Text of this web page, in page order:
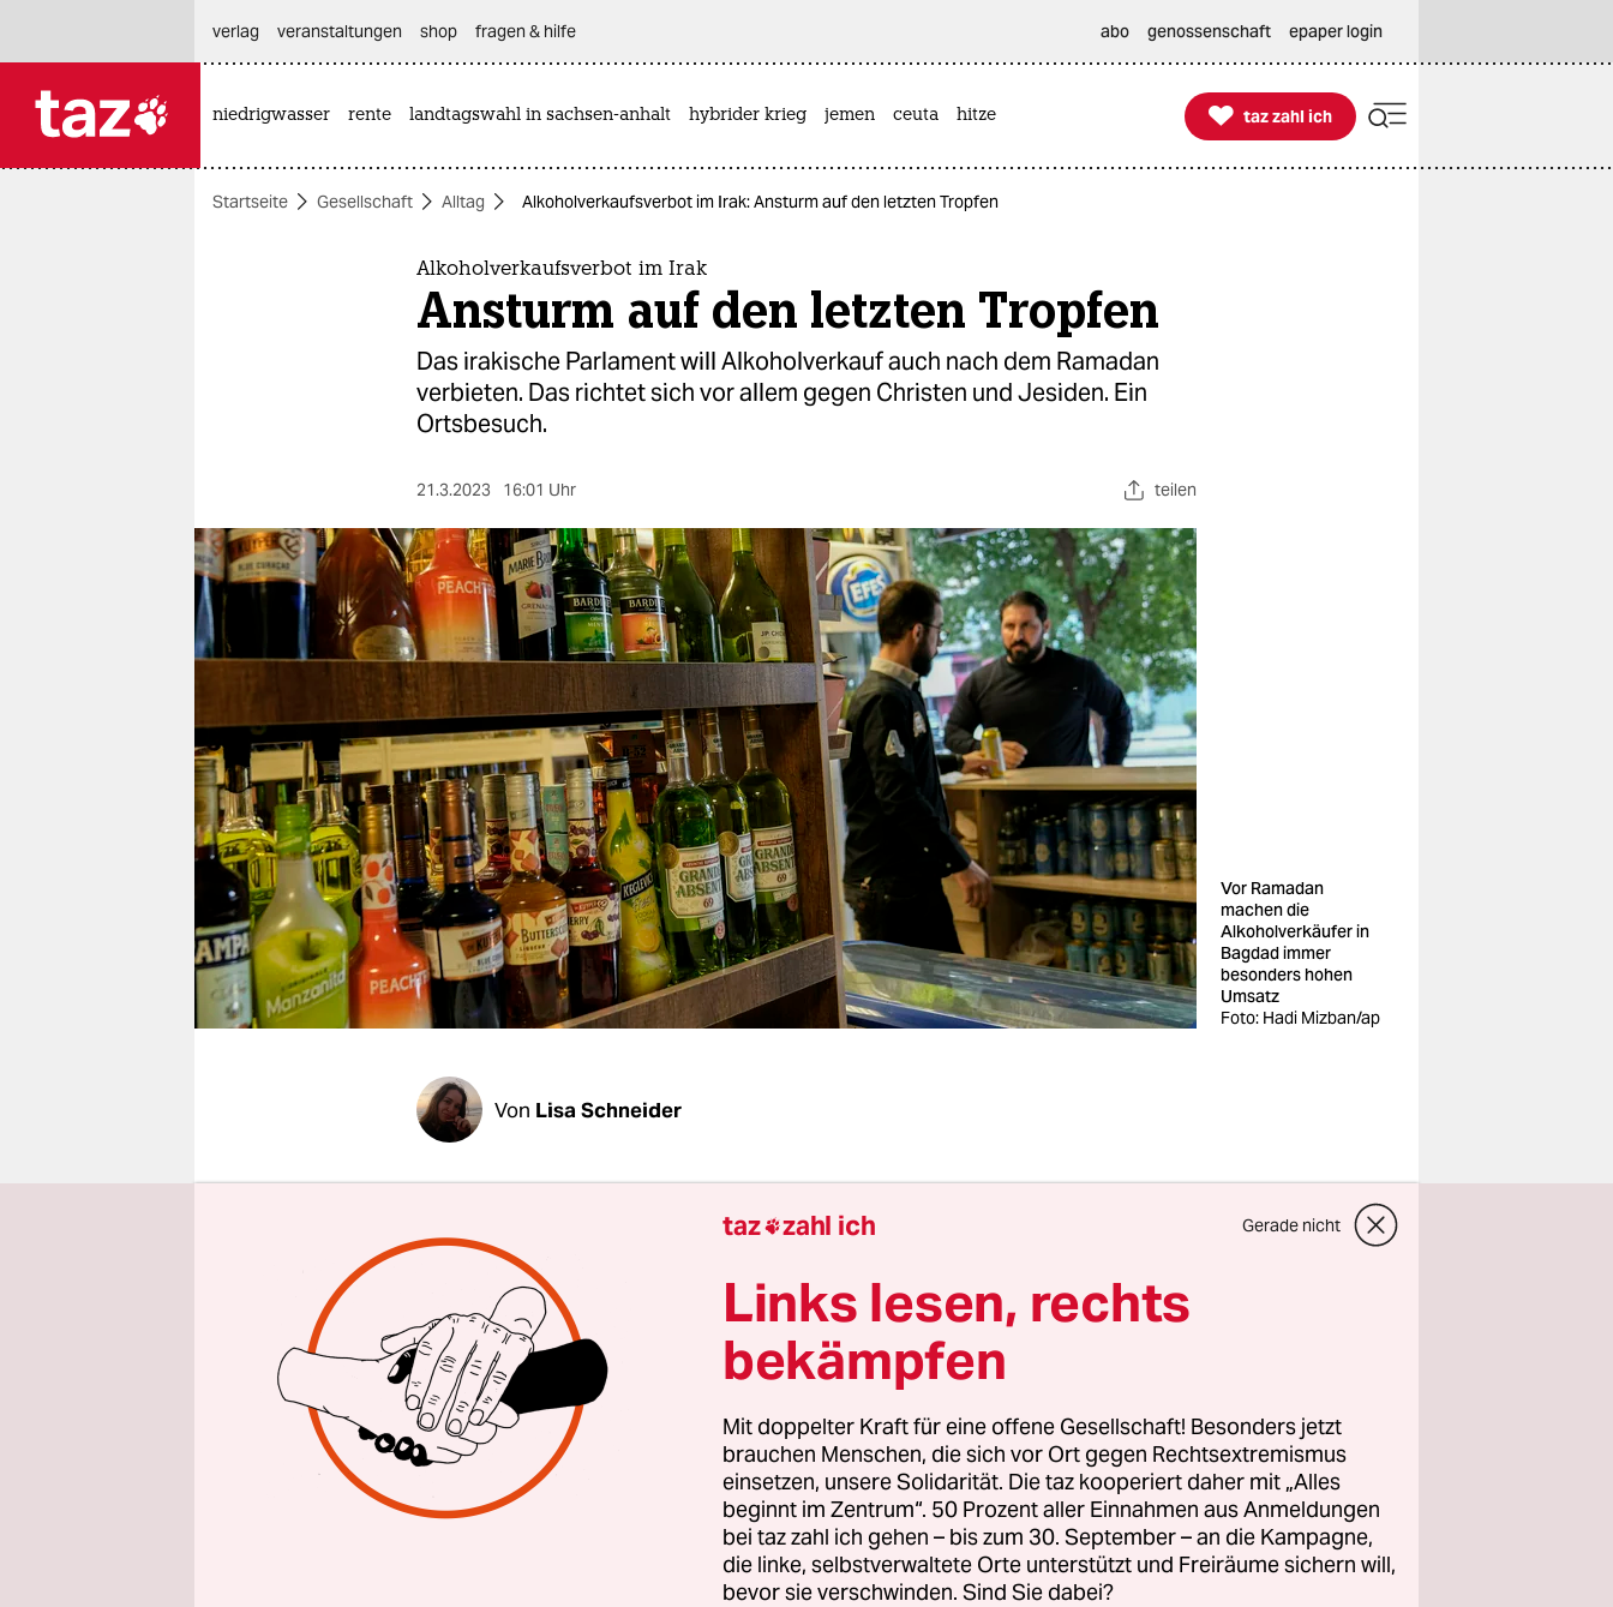
themen
berlin
nord
wahrheit
verlag
verlag
veranstaltungen
shop
fragen & hilfe
unterstützen
abo
genossenschaft
verlag
veranstaltungen shop fragen & hilfe abo genossenschaft epaper login
niedrigwasser rente landtagswahl in sachsen-anhalt hybrider krieg jemen ceuta hitze 
taz zahl ich
taz zahl ich
Startseite Gesellschaft Alltag Alkoholverkaufsverbot im Irak: Ansturm auf den letzten Tropfen
Alkoholverkaufsverbot im Irak
Ansturm auf den letzten Tropfen
Das irakische Parlament will Alkoholverkauf auch nach dem Ramadan
verbieten. Das richtet sich vor allem gegen Christen und Jesiden. Ein
Ortsbesuch.
21.3.2023 16:01 Uhr teilen
Vor Ramadan
machen die
Alkoholverkäufer in
Bagdad immer
besonders hohen
Umsatz
Foto: Hadi Mizban/ap
Von Lisa Schneider
Unter meterhohen Leuchtbuchstaben – Glenfiddich, ein schottischer
Whiskey – und vor mit dunkler Folie abgeklebten Glastüren sitzt,
gelangweilt am Smartphone spielend, ein Mann. Wer den Laden im
zentralen Bagdader Stadtteil Jarmouk betreten will, muss ihm den
Inhalt seiner Tasche zeigen, die Männer tastet er kurz ab. Innen, Reihe
um Reihe, importierter und lokaler Alkohol: Wein aus dem Libanon,
Wodka aus Schweden, Whiskey aus den USA, Bier aus dem
norddeutschen Flensburg, Arrak aus der Autonomen Region Kurdistan
im Nordirak.
Draußen tobt der Verkehr, der Shop liegt an einer großen Straße, die
zum Flughafen führt, und das Hupen des chaotischen Bagdader
taz zahl ich Gerade nicht
Links lesen, rechts
bekämpfen
Mit doppelter Kraft für eine offene Gesellschaft! Besonders jetzt
brauchen Menschen, die sich vor Ort gegen Rechtsextremismus
einsetzen, unsere Solidarität. Die taz kooperiert daher mit „Alles
beginnt im Zentrum“. 50 Prozent aller Einnahmen aus Anmeldungen
bei taz zahl ich gehen – bis zum 30. September – an die Kampagne,
die linke, selbstverwaltete Orte unterstützt und Freiräume sichern will,
bevor sie verschwinden. Sind Sie dabei?